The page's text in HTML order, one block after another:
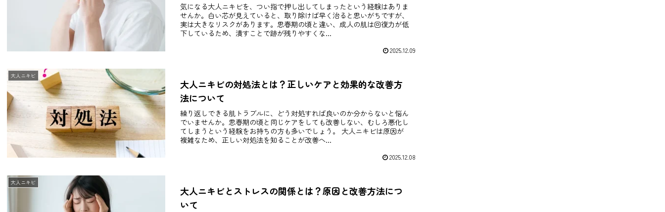
気になる大人ニキビを、つい指で押し出してしまったという経験はありま
せんか。白い芯が見えていると、取り除けば早く治ると思いがちですが、
実は大きなリスクがあります。思春期の頃と違い、成人の肌は回復力が低
下しているため、潰すことで跡が残りやすくな...
2025.12.09
大人ニキビ
大人ニキビの対処法とは？正しいケアと効果的な改善方
法について
繰り返しできる肌トラブルに、どう対処すれば良いのか分からないと悩ん
でいませんか。思春期の頃と同じケアをしても改善しない、むしろ悪化し
てしまうという経験をお持ちの方も多いでしょう。 大人ニキビは原因が
複雑なため、正しい対処法を知ることが改善へ...
2025.12.08
大人ニキビ
大人ニキビとストレスの関係とは？原因と改善方法につ
いて